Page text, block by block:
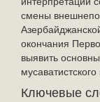
смены
окончания
выявить
Ключевые